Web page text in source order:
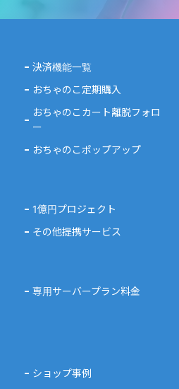
決済機能一覧
おちゃのこ定期購入
おちゃのこカート離脱フォロ
ー
おちゃのこポップアップ
1億円プロジェクト
その他提携サービス
専用サーバープラン料金
ショップ事例